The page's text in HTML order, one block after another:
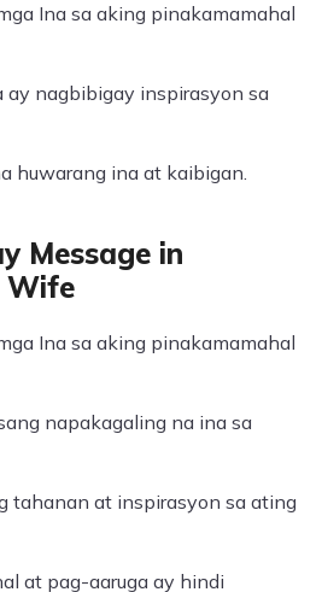
Ina sa aking pinakamamahal
ay nagbibigay inspirasyon sa
huwarang ina at kaibigan.
Message in
Wife
Ina sa aking pinakamamahal
napakagaling na ina sa
tahanan at inspirasyon sa ating
at pag-aaruga ay hindi